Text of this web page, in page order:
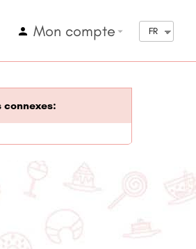
Mon comptearrow_drop_down FR